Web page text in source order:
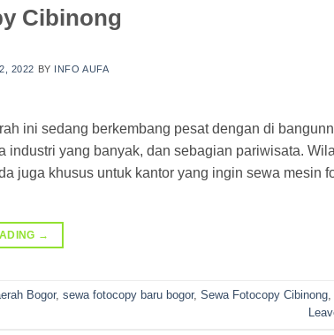
Cibinong
2022 BY INFO AUFA
ini sedang berkembang pesat dengan di
yang banyak, dan sebagian pariwisata.
juga khusus untuk kantor yang ingin sewa mesin
→
Bogor, sewa fotocopy baru bogor, Sewa Fotocopy Cibinong,